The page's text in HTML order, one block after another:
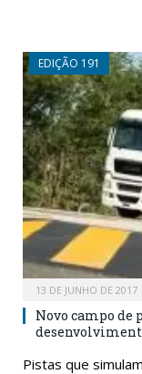
EDIÇÃO 191
13 DE JUNHO DE 2017
Novo campo de
Pistas que